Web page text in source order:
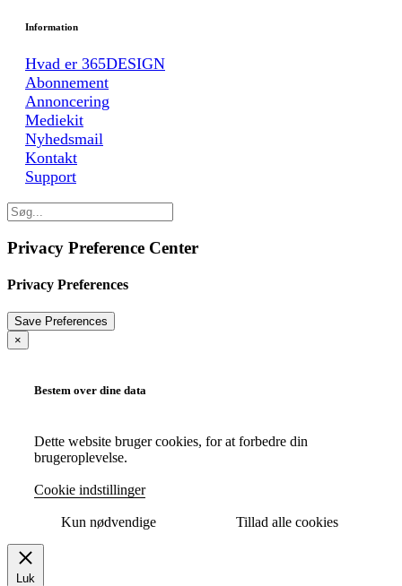
Information
Hvad er 365DESIGN
Abonnement
Annoncering
Mediekit
Nyhedsmail
Kontakt
Support
Privacy Preference Center
Privacy Preferences
×
Bestem over dine data
Dette website bruger cookies, for at forbedre din
brugeroplevelse.
Cookie indstillinger
Kun nødvendige Tillad alle cookies
Luk